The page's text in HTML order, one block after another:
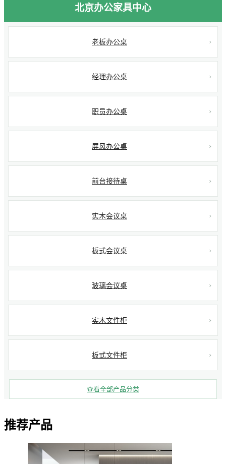
北京办公家具中心
老板办公桌
经理办公桌
职员办公桌
屏风办公桌
前台接待桌
实木会议桌
板式会议桌
玻璃会议桌
实木文件柜
板式文件柜
查看全部产品分类
推荐产品